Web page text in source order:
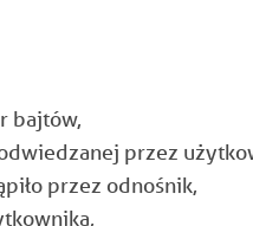
bajtów,
przez
przez odnośnik,